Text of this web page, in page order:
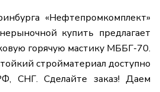
«Нефтепромкомплект»
купить предлагает
горячую мастику МББГ-70.
стройматериал доступно
СНГ. Сделайте заказ! Даем